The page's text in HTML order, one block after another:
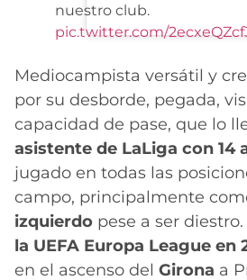
nuestro club.
pic.twitter.com/
Mediocampista versátil y
por su desborde, pegada,
capacidad de pase, que lo
asistente de LaLiga con 14
jugado en todas las
campo, principalmente
izquierdo pese a ser diestro.
la UEFA Europa League en
en el ascenso del Girona a